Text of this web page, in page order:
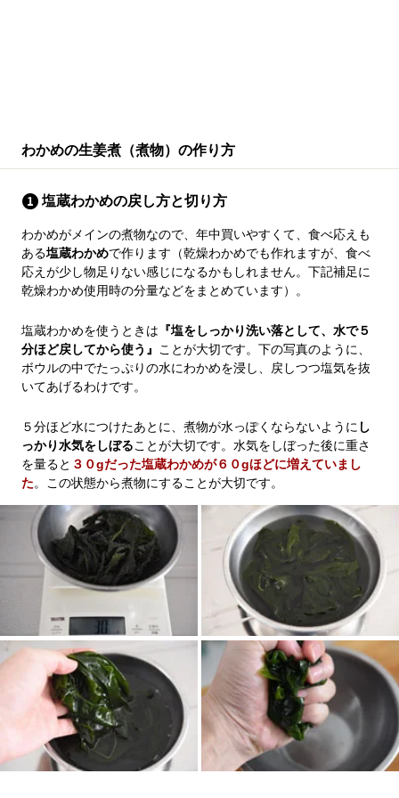
わかめの生姜煮（煮物）の作り方
塩蔵わかめの戻し方と切り方
わかめがメインの煮物なので、年中買いやすくて、食べ応えも
ある塩蔵わかめで作ります（乾燥わかめでも作れますが、食べ
応えが少し物足りない感じになるかもしれません。下記補足に
乾燥わかめ使用時の分量などをまとめています）。
塩蔵わかめを使うときは 『塩をしっかり洗い落として、水で５
分ほど戻してから使う』
ことが大切です。下の写真のように、
ボウルの中でたっぷりの水にわかめを浸し、戻しつつ塩気を抜
いてあげるわけです。
５分ほど水につけたあとに、煮物が水っぽくならないように し
っかり水気をしぼることが大切です。水気をしぼった後に重さ
を量ると ３０gだった塩蔵わかめが６０gほどに増えていまし
た。この状態から煮物にすることが大切です。